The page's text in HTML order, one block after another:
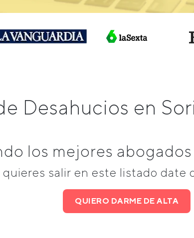
Desahucios en
los mejores
quieres salir en este listado date
QUIERO DARME DE ALTA